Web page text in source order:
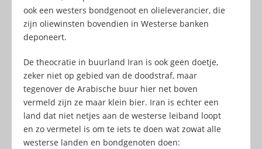
ook een westers bondgenoot en olieleverancier, die
zijn oliewinsten bovendien in Westerse banken
deponeert.
De theocratie in buurland Iran is ook geen doetje,
zeker niet op gebied van de doodstraf, maar
tegenover de Arabische buur hier net boven
vermeld zijn ze maar klein bier. Iran is echter een
land dat niet netjes aan de westerse leiband loopt
en zo vermetel is om te iets te doen wat zowat alle
westerse landen en bondgenoten doen: